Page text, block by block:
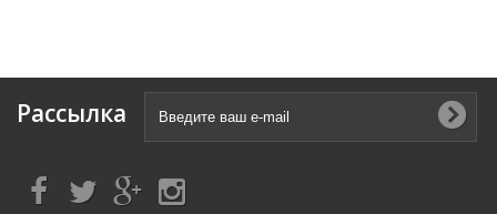
Рассылка